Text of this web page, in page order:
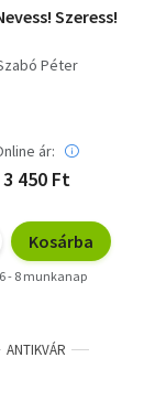
Szeress!
Péter
ár:
3 450 Ft
Kosárba
6 - 8 munkanap
ANTIKVÁR